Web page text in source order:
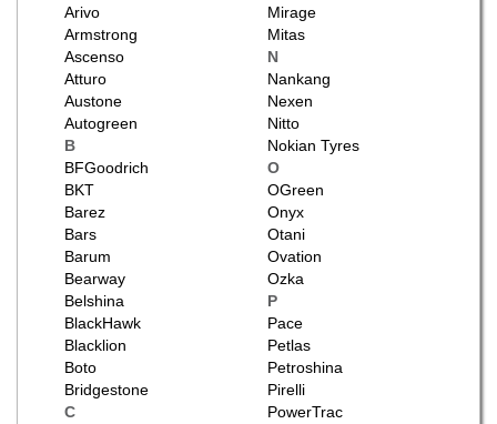
Arivo
Armstrong
Ascenso
Atturo
Austone
Autogreen
B
BFGoodrich
BKT
Barez
Bars
Barum
Bearway
Belshina
BlackHawk
Blacklion
Boto
Bridgestone
C
Mirage
Mitas
N
Nankang
Nexen
Nitto
Nokian Tyres
O
OGreen
Onyx
Otani
Ovation
Ozka
P
Pace
Petlas
Petroshina
Pirelli
PowerTrac